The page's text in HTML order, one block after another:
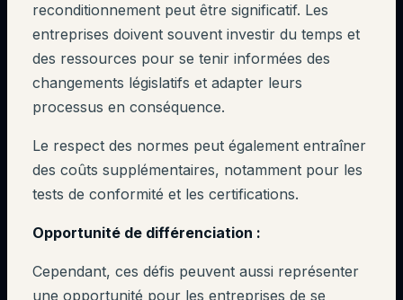
reconditionnement peut être significatif. Les
entreprises doivent souvent investir du temps et
des ressources pour se tenir informées des
changements législatifs et adapter leurs
processus en conséquence.
Le respect des normes peut également entraîner
des coûts supplémentaires, notamment pour les
tests de conformité et les certifications.
Opportunité de différenciation :
Cependant, ces défis peuvent aussi représenter
une opportunité pour les entreprises de se